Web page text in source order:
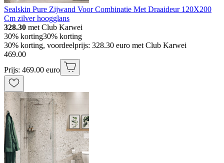
Sealskin Pure Zijwand Voor Combinatie Met Draaideur 120X200
Cm zilver hoogglans
328.30 met Club Karwei
30% korting30% korting
30% korting, voordeelprijs: 328.30 euro met Club Karwei
469.00
Prijs: 469.00 euro